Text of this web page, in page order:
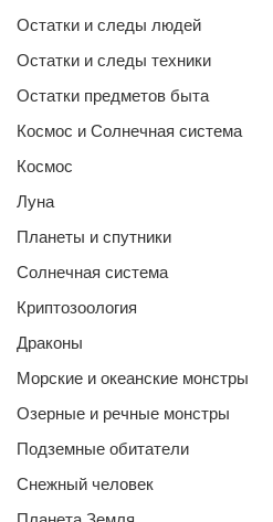
Остатки и следы людей
Остатки и следы техники
Остатки предметов быта
Космос и Солнечная система
Космос
Луна
Планеты и спутники
Солнечная система
Криптозоология
Драконы
Морские и океанские монстры
Озерные и речные монстры
Подземные обитатели
Снежный человек